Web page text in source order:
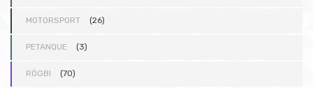
MOTORSPORT (26)
PETANQUE (3)
RÖGBI (70)